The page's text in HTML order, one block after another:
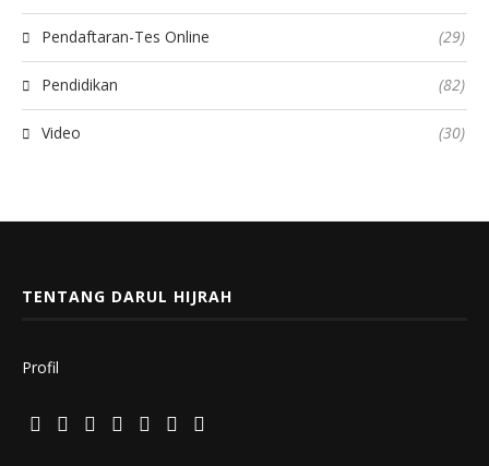
Pendaftaran-Tes Online (29)
Pendidikan (82)
Video (30)
TENTANG DARUL HIJRAH
Profil